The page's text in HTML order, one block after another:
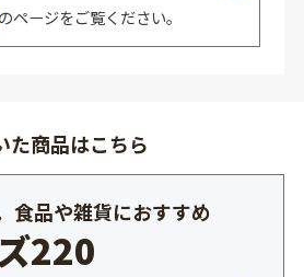
ページをご覧ください。
た商品はこちら
食品や雑貨におすすめ
220